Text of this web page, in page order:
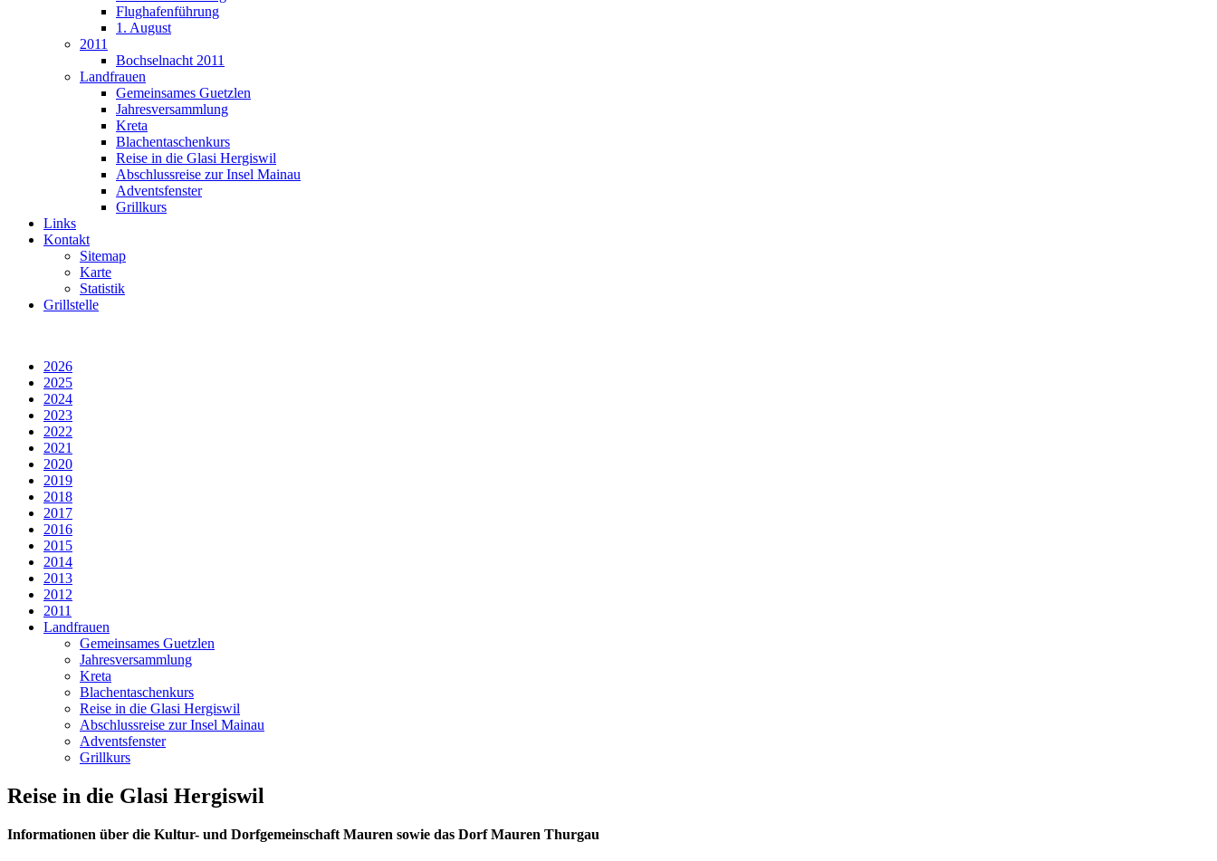
Flughafenführung
1. August
2011
Bochselnacht 2011
Landfrauen
Gemeinsames Guetzlen
Jahresversammlung
Kreta
Blachentaschenkurs
Reise in die Glasi Hergiswil
Abschlussreise zur Insel Mainau
Adventsfenster
Grillkurs
Links
Kontakt
Sitemap
Karte
Statistik
Grillstelle
2026
2025
2024
2023
2022
2021
2020
2019
2018
2017
2016
2015
2014
2013
2012
2011
Landfrauen
Gemeinsames Guetzlen
Jahresversammlung
Kreta
Blachentaschenkurs
Reise in die Glasi Hergiswil
Abschlussreise zur Insel Mainau
Adventsfenster
Grillkurs
Reise in die Glasi Hergiswil
Informationen über die Kultur- und Dorfgemeinschaft Mauren sowie das Dorf Mauren Thurgau